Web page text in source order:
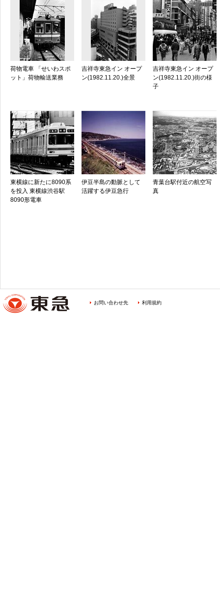
荷物電車 「せいわスポ
ット」荷物輸送業務
吉祥寺東急イン オープ
ン(1982.11.20.)全景
吉祥寺東急イン オープ
ン(1982.11.20.)街の様
子
東横線に新たに8090系
を投入 東横線渋谷駅
8090形電車
伊豆半島の動脈として
活躍する伊豆急行
青葉台駅付近の航空写
真
お問い合わせ先 利用規約